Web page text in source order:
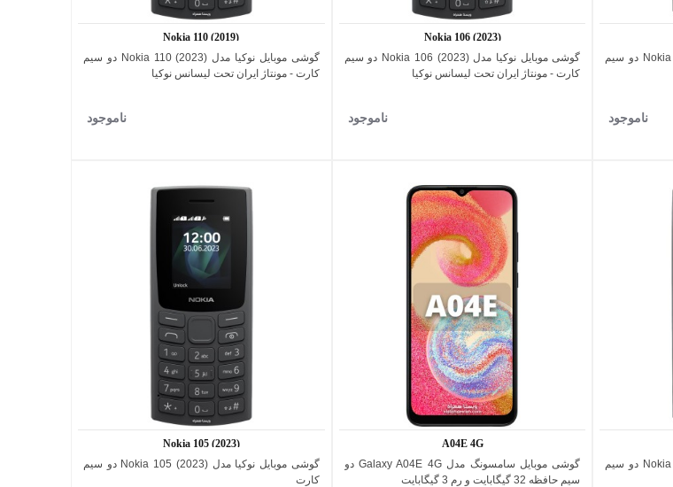
سفید مشکی
گوشی موبایل نوکیا مدل (2023) Nokia 105 دو سیم
ناموجود
اضافه به مقایسه
Nokia 106 (2023)
گوشی موبایل نوکیا مدل (2023) Nokia 106 دو سیم
کارت - مونتاژ ایران تحت لیسانس نوکیا
ناموجود
اضافه به مقایسه
Nokia 110 (2019)
گوشی موبایل نوکیا مدل (2023) Nokia 110 دو سیم
کارت - مونتاژ ایران تحت لیسانس نوکیا
ناموجود
گوشی موبایل نوکیا مدل (2023) Nokia 106 دو سیم
اضافه به مقایسه
A04E 4G
گوشی موبایل سامسونگ مدل Galaxy A04E 4G دو
سیم حافظه 32 گیگابایت و رم 3 گیگابایت
اضافه به مقایسه
Nokia 105 (2023)
گوشی موبایل نوکیا مدل (2023) Nokia 105 دو سیم
کارت